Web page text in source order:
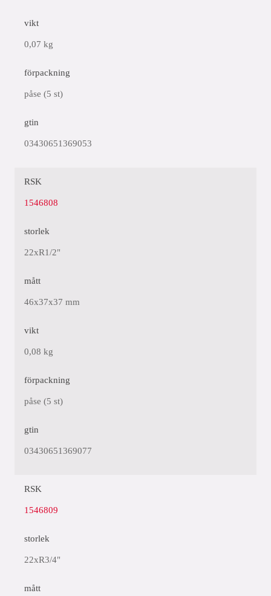
vikt
0,07 kg
förpackning
påse (5 st)
gtin
03430651369053
RSK
1546808
storlek
22xR1/2"
mått
46x37x37 mm
vikt
0,08 kg
förpackning
påse (5 st)
gtin
03430651369077
RSK
1546809
storlek
22xR3/4"
mått